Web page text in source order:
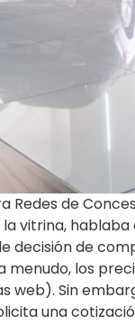
de
vitrina,
decisión de
menudo, los
web). Sin
una